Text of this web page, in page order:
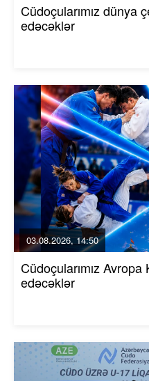
Cüdoçularımız dünya
edəcəklər
03.08.2026, 14:50
Cüdoçularımız
edəcəklər